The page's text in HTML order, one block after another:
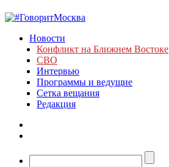
Новости
Конфликт на Ближнем Востоке
СВО
Интервью
Программы и ведущие
Сетка вещания
Редакция